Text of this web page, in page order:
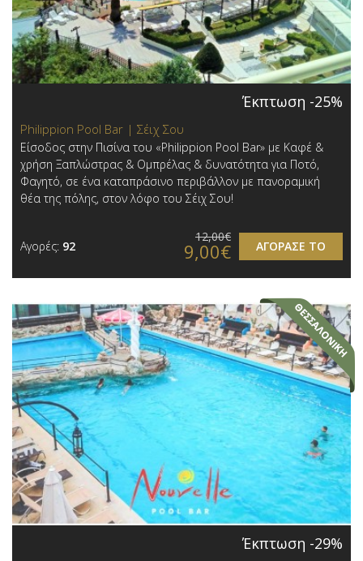
Έκπτωση -25%
Philippion Pool Bar | Σέιχ Σου
Είσοδος στην Πισίνα του «Philippion Pool Bar» με Καφέ &
χρήση Ξαπλώστρας & Ομπρέλας & δυνατότητα για Ποτό,
Φαγητό, σε ένα καταπράσινο περιβάλλον με πανοραμική
θέα της πόλης, στον λόφο του Σέιχ Σου!
Αγορές: 92 ΑΓΟΡΑΣΕ ΤΟ
12,00€
9,00€
Έκπτωση -29%